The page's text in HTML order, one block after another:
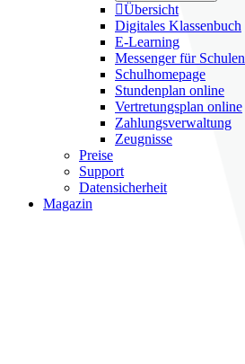
Übersicht
Digitales Klassenbuch
E-Learning
Messenger für Schulen
Schulhomepage
Stundenplan online
Vertretungsplan online
Zahlungsverwaltung
Zeugnisse
Preise
Support
Datensicherheit
Magazin